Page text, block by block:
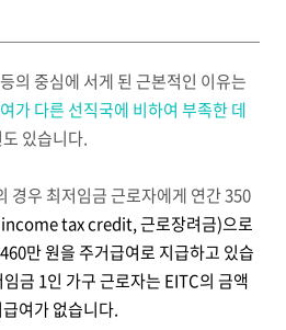
의 중심에 서게 된 근본적인 이유는
가 다른 선직국에 비하여 부족한 데
있습니다.
경우 최저임금 근로자에게 연간 350
incometaxcredit, 근로장려금)으로
만 원을 주거급여로 지급하고 있습
금 1인 가구 근로자는 EITC의 금액
여가 없습니다.